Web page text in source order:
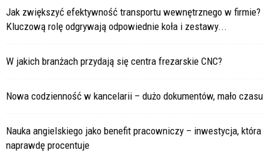
Jak zwiększyć efektywność transportu wewnętrznego w firmie?
Kluczową rolę odgrywają odpowiednie koła i zestawy...
W jakich branżach przydają się centra frezarskie CNC?
Nowa codzienność w kancelarii – dużo dokumentów, mało czasu
Nauka angielskiego jako benefit pracowniczy – inwestycja, która
naprawdę procentuje